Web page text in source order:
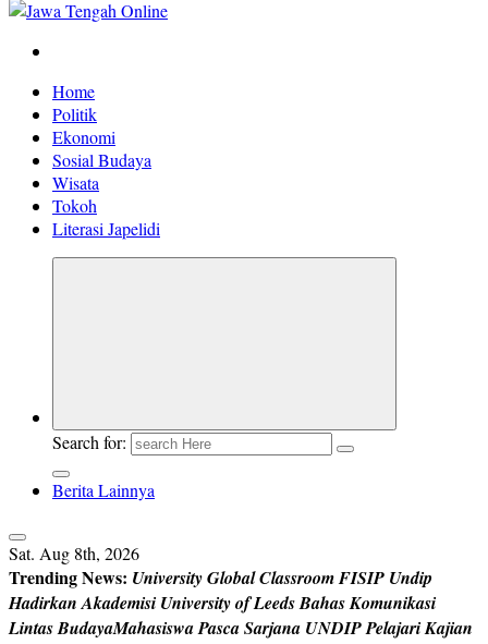
Berita Jawa Tengah Terbaru dan Terkini
Home
Politik
Ekonomi
Sosial Budaya
Wisata
Tokoh
Literasi Japelidi
Search for:
Berita Lainnya
Sat. Aug 8th, 2026
Trending News: UniversityGlobalClassroomFISIP Undip
Hadirkan Akademisi UniversityofLeedsBahasKomunikasi
LintasBudayaMahasiswaPascaSarjana UNDIPPelajariKajian